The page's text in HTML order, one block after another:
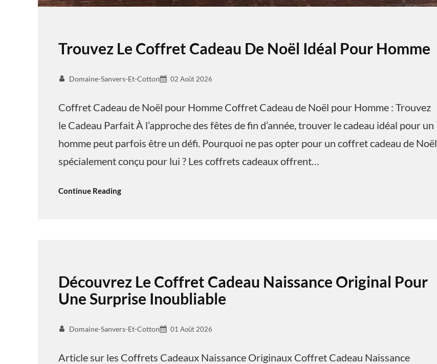
Trouvez Le Coffret Cadeau De Noël Idéal Pour Homme
Domaine-Sanvers-Et-Cotton 02 Août 2026
Coffret Cadeau de Noël pour Homme Coffret Cadeau de Noël pour Homme : Trouvez
le Cadeau Parfait À l’approche des fêtes de fin d’année, trouver le cadeau idéal pour un
homme peut parfois être un défi. Pourquoi ne pas opter pour un coffret cadeau de Noël
spécialement conçu pour lui ? Les coffrets cadeaux offrent…
Continue Reading
Découvrez Le Coffret Cadeau Naissance Original Pour
Une Surprise Inoubliable
Domaine-Sanvers-Et-Cotton 01 Août 2026
Article sur les Coffrets Cadeaux Naissance Originaux Coffret Cadeau Naissance